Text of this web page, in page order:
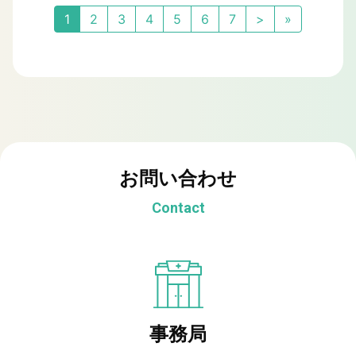
1 2 3 4 5 6 7 > »
お問い合わせ
Contact
事務局